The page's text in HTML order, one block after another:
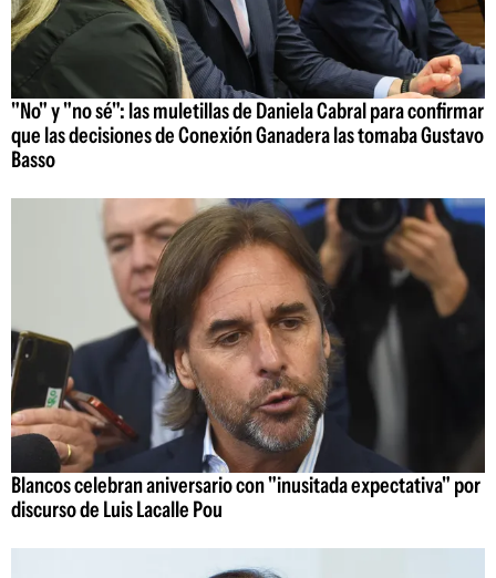
"No" y "no sé": las muletillas de Daniela Cabral para confirmar
que las decisiones de Conexión Ganadera las tomaba Gustavo
Basso
Blancos celebran aniversario con "inusitada expectativa" por
discurso de Luis Lacalle Pou